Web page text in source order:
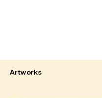
Artworks